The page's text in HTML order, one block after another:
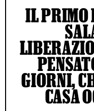
IL PRIMO
GIORNI,
CASA